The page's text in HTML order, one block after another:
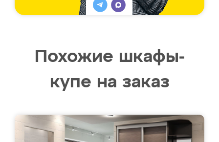
Похожие шкафы-
купе на заказ